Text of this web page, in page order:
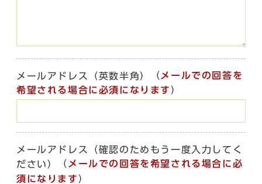
メールアドレス（英数半角） （ メールでの回答を
希望される場合に必須になります ）
メールアドレス（確認のためもう一度入力してく
ださい）
（ メールでの回答を希望される場合に必
須になります ）